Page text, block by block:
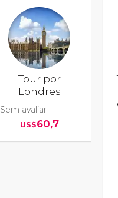
Tour por
Londres
Sem avaliar
US$60,7